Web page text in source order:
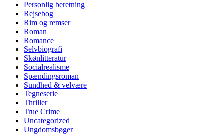
Personlig beretning
Rejsebog
Rim og remser
Roman
Romance
Selvbiografi
Skønlitteratur
Socialrealisme
Spændingsroman
Sundhed & velvære
Tegneserie
Thriller
True Crime
Uncategorized
Ungdomsbøger